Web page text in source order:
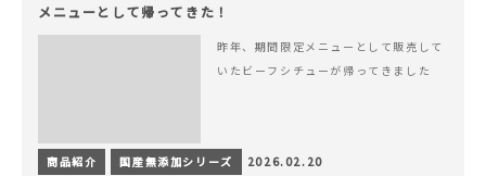
メニューとして帰ってきた！
昨年、期間限定メニューとして販売して
いたビーフシチューが帰ってきました
商品紹介 国産無添加シリーズ 2026.02.20